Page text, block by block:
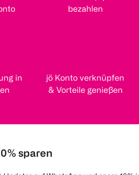
bezahlen
in
jö Konto verknüpfen
& Vorteile genießen
sparen